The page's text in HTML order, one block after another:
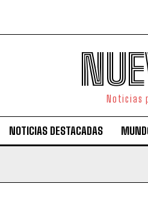
Noticias
NOTICIAS DESTACADAS